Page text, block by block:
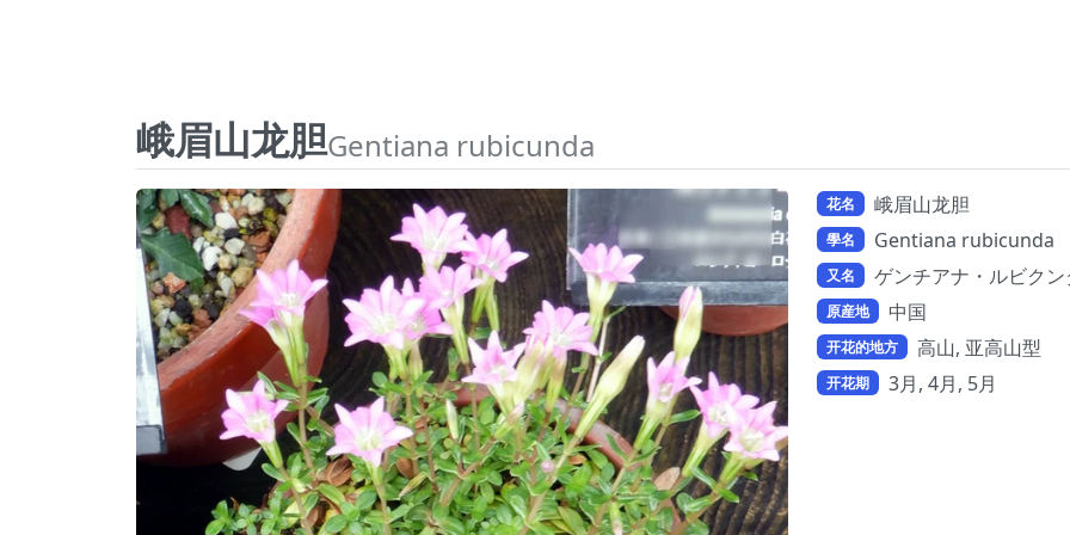
峨眉山龙胆Gentiana rubicunda
花名 峨眉山龙胆
學名 Gentiana rubicunda
又名 ゲンチアナ・ルビク
原産地 中国
开花的地方 高山, 亚高山型
开花期 3月, 4月, 5月